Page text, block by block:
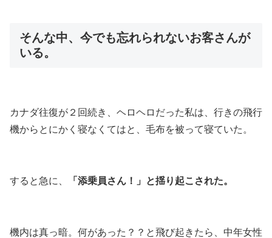
そんな中、今でも忘れられないお客さんが
いる。
カナダ往復が２回続き、ヘロヘロだった私は、行きの飛行
機からとにかく寝なくてはと、毛布を被って寝ていた。
すると急に、 「添乗員さん！」と揺り起こされた。
機内は真っ暗。何があった？？と飛び起きたら、中年女性